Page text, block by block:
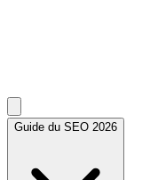
Guide du SEO 2026